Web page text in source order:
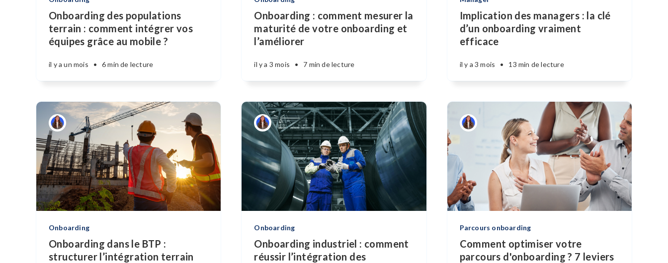
Onboarding des populations
terrain : comment intégrer vos
équipes grâce au mobile ?
il y a un mois • 6 min de lecture
Onboarding : comment mesurer la
maturité de votre onboarding et
l’améliorer
il y a 3 mois • 7 min de lecture
Implication des managers : la clé
d’un onboarding vraiment
efficace
il y a 3 mois • 13 min de lecture
Onboarding
Onboarding dans le BTP :
structurer l’intégration terrain
Onboarding
Onboarding industriel : comment
réussir l’intégration des
Parcours onboarding
Comment optimiser votre
parcours d'onboarding ? 7 leviers